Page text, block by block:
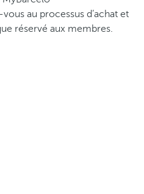
au processus d’achat et
réservé aux membres.